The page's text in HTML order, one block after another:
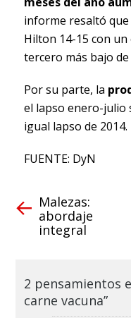
informe resaltó
Hilton 14-15 con un
tercero más bajo
Por su parte, la
el lapso enero-julio
igual lapso de 2014.
FUENTE: DyN
Malezas:
abordaje
integral
2 pensamientos
carne vacuna”